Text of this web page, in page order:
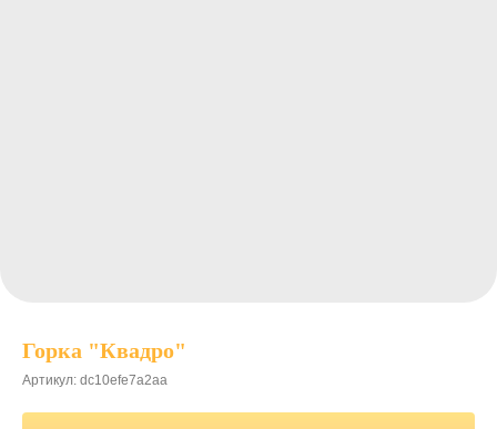
Горка "Квадро"
Артикул: dc10efe7a2aa